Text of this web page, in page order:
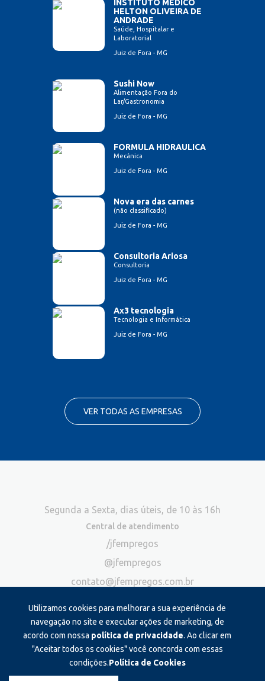
INSTITUTO MÉDICO
HELTON OLIVEIRA DE
ANDRADE
Saúde, Hospitalar e
Laboratorial
Juiz de Fora - MG
Sushi Now
Alimentação Fora do
Lar/Gastronomia
Juiz de Fora - MG
FORMULA HIDRAULICA
Mecânica
Juiz de Fora - MG
Nova era das carnes
(não classificado)
Juiz de Fora - MG
Consultoria Ariosa
Consultoria
Juiz de Fora - MG
Ax3 tecnologia
Tecnologia e Informática
Juiz de Fora - MG
VER TODAS AS EMPRESAS
Utilizamos cookies para melhorar a sua experiência de
navegação no site e executar ações de marketing, de
acordo com nossa política de privacidade. Ao clicar em
"Aceitar todos os cookies" você concorda com essas
condições.Política de Cookies
Segunda a Sexta, dias úteis, de 10 às 16h
Central de atendimento
/jfempregos
@jfempregos
contato@jfempregos.com.br
Publicidade
*Exclusivo para atendimento via chat. Não atendemos ligações neste
canal
Produzido e administrado por: